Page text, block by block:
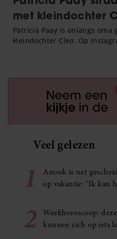
Veel gelezen
1
Anouk is net
op vakantie: ‘Ik kan
2
Weekhoroscoop:
kunnen zich op iets